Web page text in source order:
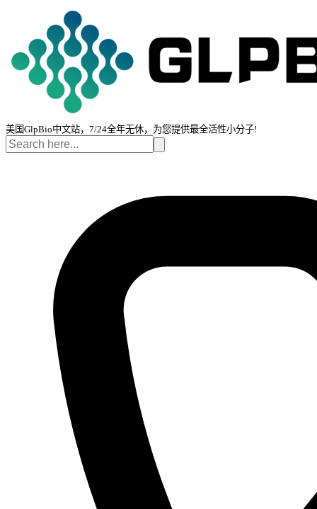
美国GlpBio中文站，7/24全年无休，为您提供最全活性小分子!